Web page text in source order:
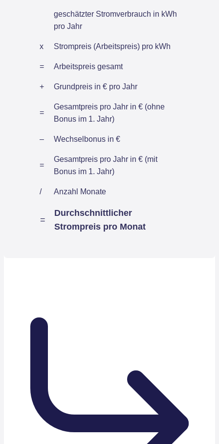
geschätzter Stromverbrauch in kWh
pro Jahr
x Strompreis (Arbeitspreis) pro kWh
= Arbeitspreis gesamt
+ Grundpreis in € pro Jahr
=
Gesamtpreis pro Jahr in € (ohne
Bonus im 1. Jahr)
– Wechselbonus in €
=
Gesamtpreis pro Jahr in € (mit
Bonus im 1. Jahr)
/ Anzahl Monate
=
Durchschnittlicher
Strompreis pro Monat